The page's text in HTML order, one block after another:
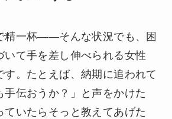
精一杯——そんな状況でも、困
いて手を差し伸べられる女性
す。たとえば、納期に追われて
手伝おうか？」と声をかけた
ていたらそっと教えてあげた